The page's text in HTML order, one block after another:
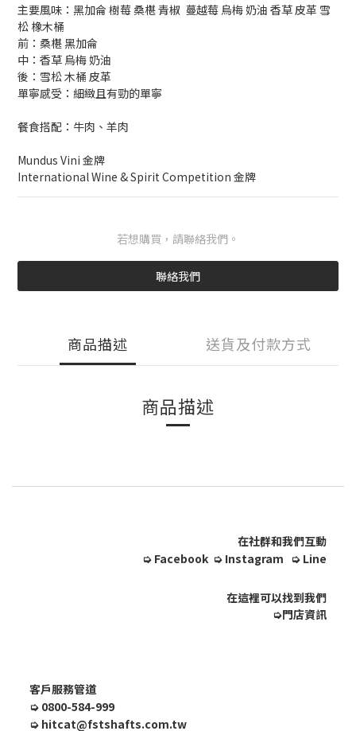
主要風味：黑加侖 樹莓 桑椹 青椒  蔓越莓 烏梅 奶油 香草 皮革 雪
松 橡木桶
前：桑椹 黑加侖
中：香草 烏梅 奶油
後：雪松 木桶 皮革
單寧感受：細緻且有勁的單寧
餐食搭配：牛肉、羊肉
Mundus Vini 金牌
International Wine & Spirit Competition 金牌
若想購買，請聯絡我們。
聯絡我們
商品描述 送貨及付款方式
商品描述
在社群和我們互動
➭ Facebook ➭ Instagram ➭ Line
在這裡可以找到我們
➭門店資訊
客戶服務管道
➭ 0800-584-999
➭ hitcat@fstshafts.com.tw